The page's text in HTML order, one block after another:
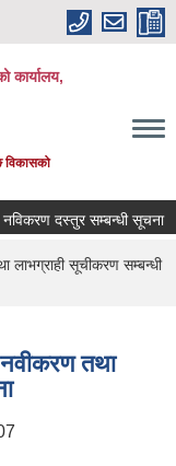
कार्यालय,
विकासको
दस्तुर सम्बन्धी सूचना
लाभग्राही सूचीकरण सम्बन्धी
नवीकरण तथा